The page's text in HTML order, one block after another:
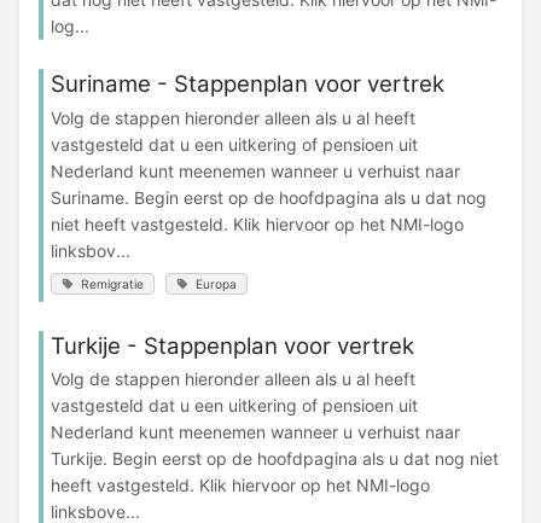
log...
Suriname - Stappenplan voor vertrek
Volg de stappen hieronder alleen als u al heeft
vastgesteld dat u een uitkering of pensioen uit
Nederland kunt meenemen wanneer u verhuist naar
Suriname. Begin eerst op de hoofdpagina als u dat nog
niet heeft vastgesteld. Klik hiervoor op het NMI-logo
linksbov...
Remigratie Europa
Turkije - Stappenplan voor vertrek
Volg de stappen hieronder alleen als u al heeft
vastgesteld dat u een uitkering of pensioen uit
Nederland kunt meenemen wanneer u verhuist naar
Turkije. Begin eerst op de hoofdpagina als u dat nog niet
heeft vastgesteld. Klik hiervoor op het NMI-logo
linksbove...